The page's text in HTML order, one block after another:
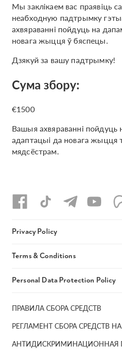
Мы заклікаем вас праявіць
неабходную падтрымку
ахвяраванні пойдуць на
новага жыцця ў бяспецы.
Дзякуй за вашу падтрымку!
Сума збору:
€1500
Вашыя ахвяраванні пойдуць
адаптацыі да новага жыцця
мядсёстрам.
ПРАВИЛА СБОРА СРЕДСТВ
РЕГЛАМЕНТ СБОРА СРЕДСТВ
АНТИДИСКРИМИНАЦИОННАЯ
Privacy Policy
Terms & Conditions
Personal Data Protection Policy